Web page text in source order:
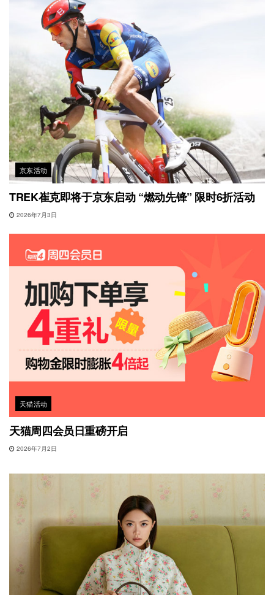
京东活动
TREK崔克即将于京东启动 “燃动先锋” 限时6折活动
2026年7月3日
天猫活动
天猫周四会员日重磅开启
2026年7月2日